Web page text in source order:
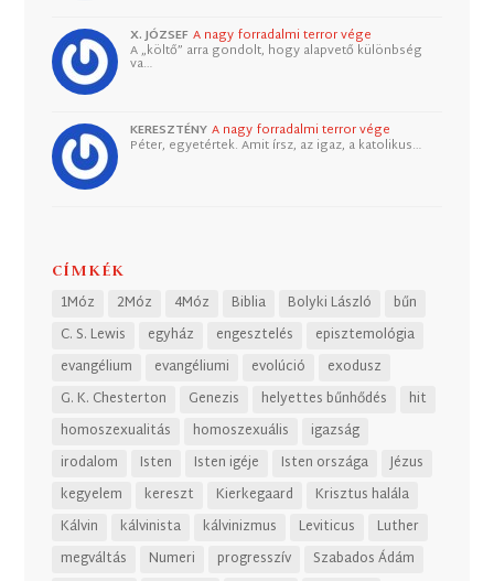
X. JÓZSEF A nagy forradalmi terror vége
A „költő” arra gondolt, hogy alapvető különbség
va…
KERESZTÉNY A nagy forradalmi terror vége
Péter, egyetértek. Amit írsz, az igaz, a katolikus…
CÍMKÉK
1Móz 2Móz 4Móz Biblia Bolyki László
bűn
C. S. Lewis
egyház engesztelés
episztemológia
evangélium
evangéliumi evolúció
exodusz
G. K. Chesterton
Genezis helyettes bűnhődés
hit
homoszexualitás
homoszexuális
igazság
irodalom
Isten Isten igéje Isten országa
Jézus
kegyelem
kereszt Kierkegaard
Krisztus halála
Kálvin
kálvinista kálvinizmus Leviticus
Luther
megváltás
Numeri progresszív
Szabados Ádám